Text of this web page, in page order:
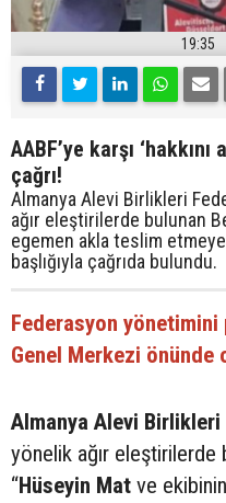
19:35
AABF’ye karşı
çağrı!
Almanya Alevi Birlikleri
ağır eleştirilerde bulunan
egemen akla teslim
başlığıyla çağrıda bulundu.
Federasyon
Genel Merkezi önünde
Almanya Alevi Birlikleri
yönelik ağır eleştirilerde
“Hüseyin Mat ve